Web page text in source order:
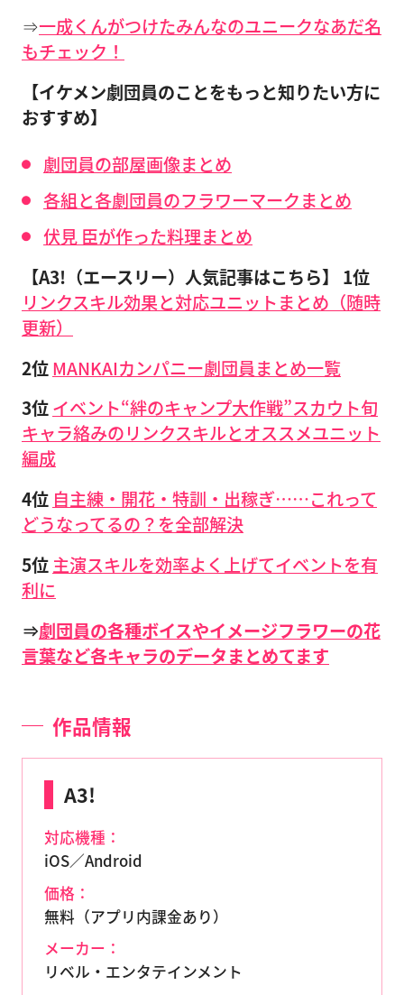
⇒一成くんがつけたみんなのユニークなあだ名
もチェック！
【イケメン劇団員のことをもっと知りたい方に
おすすめ】
劇団員の部屋画像まとめ
各組と各劇団員のフラワーマークまとめ
伏見 臣が作った料理まとめ
【A3!（エースリー）人気記事はこちら】
1位
リンクスキル効果と対応ユニットまとめ（随時
更新）
2位MANKAIカンパニー劇団員まとめ一覧
3位イベント“絆のキャンプ大作戦”スカウト旬
キャラ絡みのリンクスキルとオススメユニット
編成
4位 自主練・開花・特訓・出稼ぎ……これって
どうなってるの？を全部解決
5位主演スキルを効率よく上げてイベントを有
利に
⇒劇団員の各種ボイスやイメージフラワーの花
言葉など各キャラのデータまとめてます
作品情報
A3!
対応機種：
iOS／Android
価格：
無料（アプリ内課金あり）
メーカー：
リベル・エンタテインメント